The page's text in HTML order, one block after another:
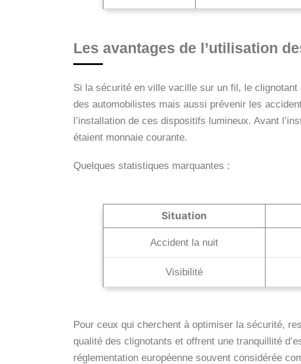
Les avantages de l’utilisation
Si la sécurité en ville vacille sur un fil, le
des automobilistes mais aussi prévenir les
l’installation de ces dispositifs lumineux. Avant
étaient monnaie courante.
Quelques statistiques marquantes :
Situation
Accident la nuit
Visibilité
Pour ceux qui cherchent à optimiser la sécurité,
qualité des clignotants et offrent une tranquillité
réglementation européenne souvent considérée